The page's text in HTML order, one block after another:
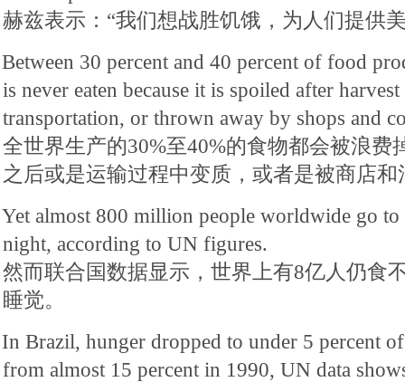
赫兹表示：“我们想战胜饥饿，为人们提供
Between 30 percent and 40 percent of food
is never eaten because it is spoiled after
transportation, or thrown away by shops and
全世界生产的30%至40%的食物都会被浪费
之后或是运输过程中变质，或者是被商店
Yet almost 800 million people worldwide go
night, according to UN figures.
然而联合国数据显示，世界上有8亿人仍食
睡觉。
In Brazil, hunger dropped to under 5 percent
from almost 15 percent in 1990, UN data